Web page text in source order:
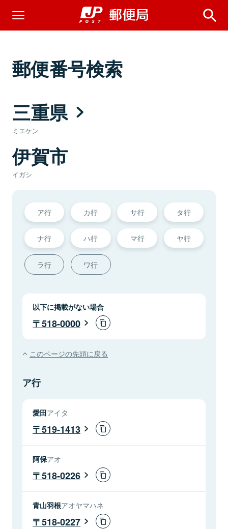
郵便番号検索
三重県
ミエケン
伊賀市
イガシ
ア行 カ行 サ行 タ行
ナ行 ハ行 マ行 ヤ行
ラ行 ワ行
以下に掲載がない場合
518-0000
このページの先頭に戻る
ア行
愛田アイタ
519-1413
阿保アオ
518-0226
青山羽根アオヤマハネ
518-0227